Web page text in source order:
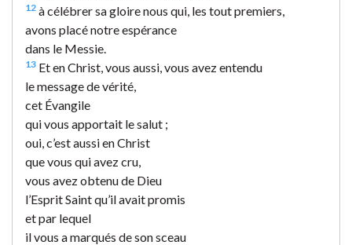
12 à célébrer sa gloire nous qui, les tout premiers,
avons placé notre espérance
dans le Messie.
13 Et en Christ, vous aussi, vous avez entendu
le message de vérité,
cet Évangile
qui vous apportait le salut ;
oui, c’est aussi en Christ
que vous qui avez cru,
vous avez obtenu de Dieu
l’Esprit Saint qu’il avait promis
et par lequel
il vous a marqués de son sceau